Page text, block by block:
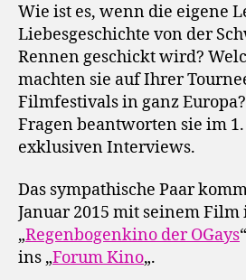
Wie ist es, wenn die eigene
Liebesgeschichte von der
Rennen geschickt wird?
machten sie auf Ihrer
Filmfestivals in ganz
Fragen beantworten sie im
exklusiven Interviews.
Das sympathische Paar
Januar 2015 mit seinem Film
„Regenbogenkino der OGays
ins „Forum Kino„.